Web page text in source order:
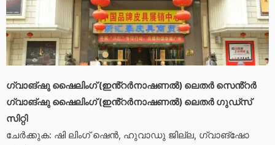
ഗ്വാങ്‌ഷു ഷൈലിംഗ് (ഇൻ്റർനാഷണൽ) ലെതർ സെൻ്റർ
ഗ്വാങ്‌ഷു ഷൈലിംഗ് (ഇൻ്റർനാഷണൽ) ലെതർ ഗുഡ്‌സ്
സിറ്റി
ചേർക്കുക: ഷി ലിംഗ് ഷെൻ, ഹുവാഡു ജില്ല, ഗ്വാങ്‌ഷോ